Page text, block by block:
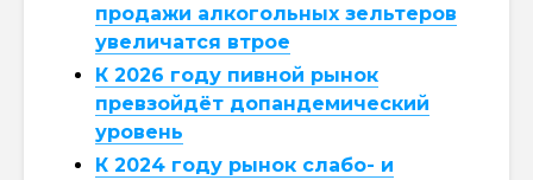
продажи алкогольных зельтеров
увеличатся втрое
К 2026 году пивной рынок
превзойдёт допандемический
уровень
К 2024 году рынок слабо- и